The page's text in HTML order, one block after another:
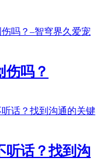
伤吗？
听话？找到沟